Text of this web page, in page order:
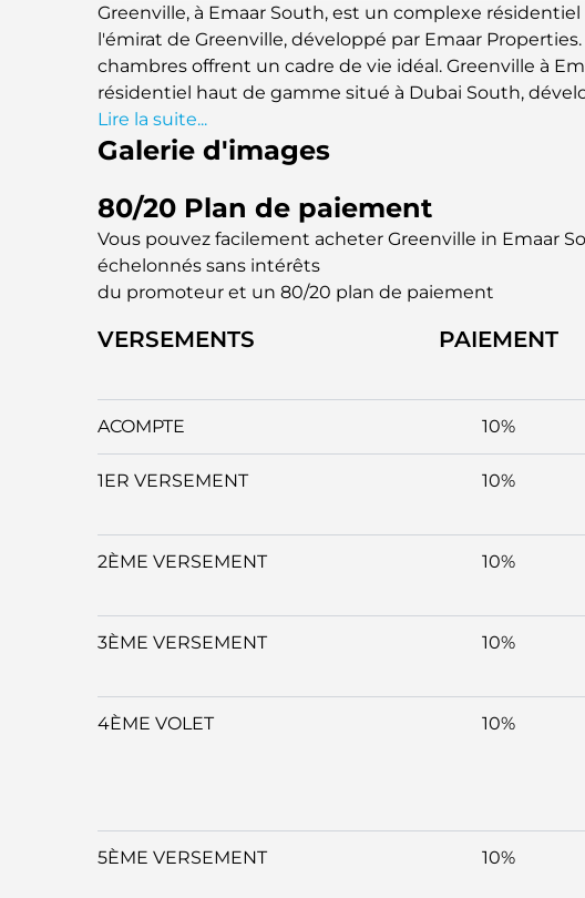
Greenville, à Emaar South, est un complexe
l'émirat de Greenville, développé par Emaar
chambres offrent un cadre de vie idéal. Greenville à
résidentiel haut de gamme situé à Dubai South,
maisons de ville de 3 et 4 chambres offrent un cadre
présentent des extérieurs modernes et épurés ainsi
une vue panoramique sur la végétation luxuriante.
de vie raffiné au sein d'une communauté familiale, avec
commodités essentielles et aux espaces de loisirs. Ce
à Dubaï est facilement accessible depuis Expo City
Maktoum et d'autres grands centres d'affaires, ce qui
qui recherchent la tranquillité sans sacrifier
Lire la suite...
Galerie d'images
80/20 Plan de paiement
Vous pouvez facilement acheter Greenville in Emaar
échelonnés sans intérêts
du promoteur et un 80/20 plan de paiement
VERSEMENTS PAIEMENT
ACOMPTE 10%
1ER VERSEMENT 10%
2ÈME VERSEMENT 10%
3ÈME VERSEMENT 10%
4ÈME VOLET 10%
5ÈME VERSEMENT 10%